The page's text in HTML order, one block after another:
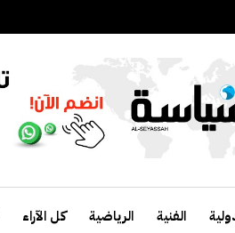
الفنية الرياضية كل الآراء